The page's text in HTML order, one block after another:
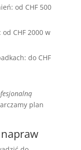
od CHF 500
CHF 2000 w
do CHF
plan